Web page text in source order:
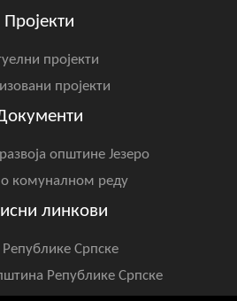
Пројекти
пројекти
пројекти
општине Језеро
комуналном реду
линкови
Републике Српске
Републике Српске